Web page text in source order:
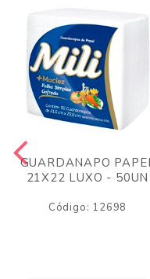
GUARDANAPO
21X22 LUXO - 50UN
Código: 12698